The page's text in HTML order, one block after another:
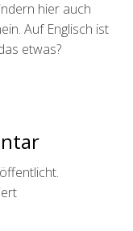
hier auch
Auf Englisch ist
etwas?